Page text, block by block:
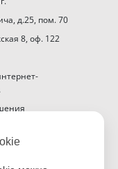
д.25, пом. 70
8, оф. 122